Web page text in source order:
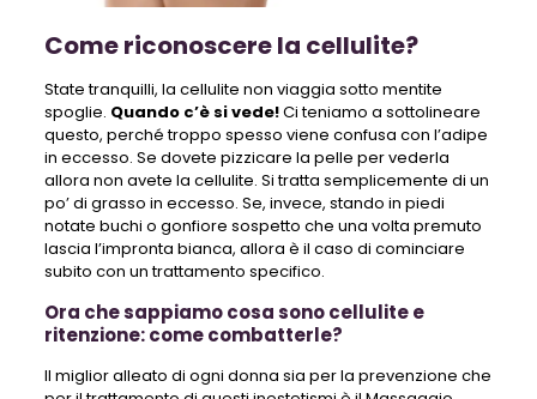
Come riconoscere la cellulite?
State tranquilli, la cellulite non viaggia sotto mentite
spoglie. Quando c’è si vede!Ci teniamo a sottolineare
questo, perché troppo spesso viene confusa con l’adipe
in eccesso. Se dovete pizzicare la pelle per vederla
allora non avete la cellulite. Si tratta semplicemente di un
po’ di grasso in eccesso. Se, invece, stando in piedi
notate buchi o gonfiore sospetto che una volta premuto
lascia l’impronta bianca, allora è il caso di cominciare
subito con un trattamento specifico.
Ora che sappiamo cosa sono cellulite e
ritenzione: come combatterle?
Il miglior alleato di ogni donna sia per la prevenzione che